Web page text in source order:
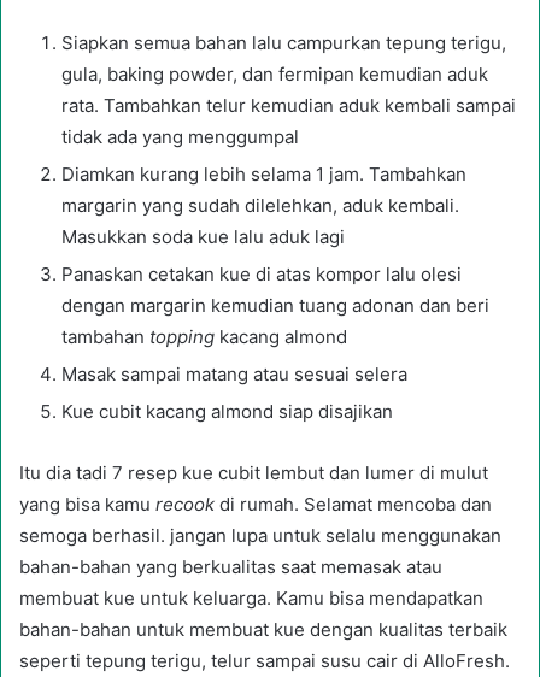
Siapkan semua bahan lalu campurkan tepung terigu,
gula, baking powder, dan fermipan kemudian aduk
rata. Tambahkan telur kemudian aduk kembali sampai
tidak ada yang menggumpal
Diamkan kurang lebih selama 1 jam. Tambahkan
margarin yang sudah dilelehkan, aduk kembali.
Masukkan soda kue lalu aduk lagi
Panaskan cetakan kue di atas kompor lalu olesi
dengan margarin kemudian tuang adonan dan beri
tambahan topping kacang almond
Masak sampai matang atau sesuai selera
Kue cubit kacang almond siap disajikan
Itu dia tadi 7 resep kue cubit lembut dan lumer di mulut
yang bisa kamu recook di rumah. Selamat mencoba dan
semoga berhasil. jangan lupa untuk selalu menggunakan
bahan-bahan yang berkualitas saat memasak atau
membuat kue untuk keluarga. Kamu bisa mendapatkan
bahan-bahan untuk membuat kue dengan kualitas terbaik
seperti tepung terigu, telur sampai susu cair di AlloFresh.